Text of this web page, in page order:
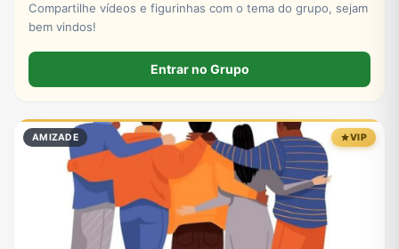
Compartilhe vídeos e figurinhas com o tema do grupo, sejam
bem vindos!
Entrar no Grupo
AMIZADE VIP